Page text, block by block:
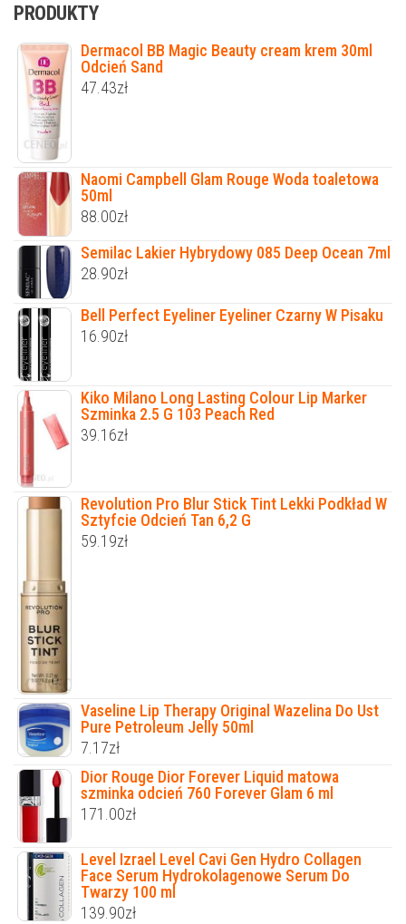
PRODUKTY
Dermacol BB Magic Beauty cream krem 30ml
Odcień Sand
47.43zł
Naomi Campbell Glam Rouge Woda toaletowa
50ml
88.00zł
Semilac Lakier Hybrydowy 085 Deep Ocean 7ml
28.90zł
Bell Perfect Eyeliner Eyeliner Czarny W Pisaku
16.90zł
Kiko Milano Long Lasting Colour Lip Marker
Szminka 2.5 G 103 Peach Red
39.16zł
Revolution Pro Blur Stick Tint Lekki Podkład W
Sztyfcie Odcień Tan 6,2 G
59.19zł
Vaseline Lip Therapy Original Wazelina Do Ust
Pure Petroleum Jelly 50ml
7.17zł
Dior Rouge Dior Forever Liquid matowa
szminka odcień 760 Forever Glam 6 ml
171.00zł
Level Izrael Level Cavi Gen Hydro Collagen
Face Serum Hydrokolagenowe Serum Do
Twarzy 100 ml
139.90zł